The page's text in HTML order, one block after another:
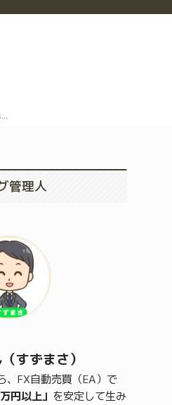
管理人
すずまさ）
、FX自動売買（EA）で
円以上」 を安定して生み